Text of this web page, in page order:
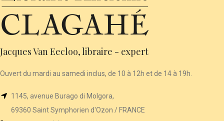
Jacques Van Eecloo, libraire - expert
Ouvert du mardi au samedi inclus, de 10 à 12h et de 14 à 19h.
1145, avenue Burago di Molgora,
69360 Saint Symphorien d'Ozon / FRANCE